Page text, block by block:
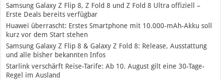
Samsung Galaxy Z Flip 8, Z Fold 8 und Z Fold 8 Ultra offiziell –
Erste Deals bereits verfügbar
Huawei überrascht: Erstes Smartphone mit 10.000-mAh-Akku soll
kurz vor dem Start stehen
Samsung Galaxy Z Flip 8 & Galaxy Z Fold 8: Release, Ausstattung
und alle bisher bekannten Infos
Starlink verschärft Reise-Tarife: Ab 10. August gilt eine 30-Tage-
Regel im Ausland